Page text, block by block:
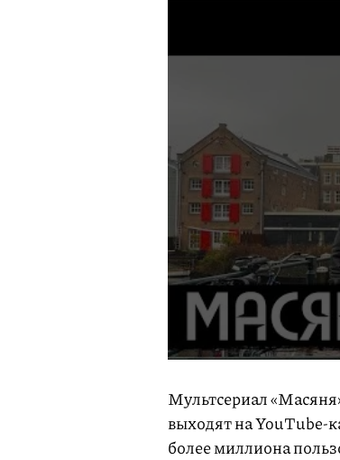
Мультсериал
выходят на YouTube-
более миллиона